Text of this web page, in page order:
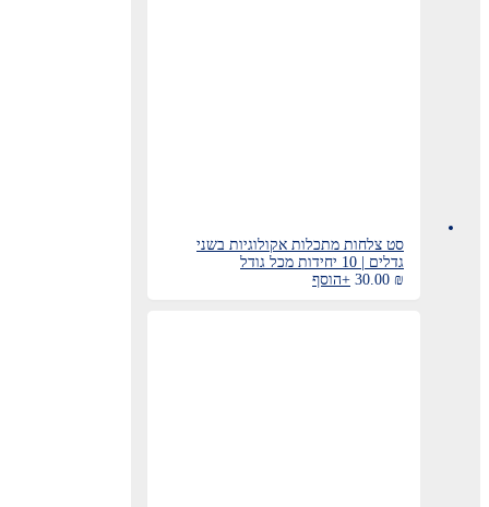
סט צלחות מתכלות אקולוגיות בשני
גדלים | 10 יחידות מכל גודל
30.00 ₪
+הוסף